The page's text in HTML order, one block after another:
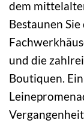
dem
Bestaunen
und die
Boutiquen.